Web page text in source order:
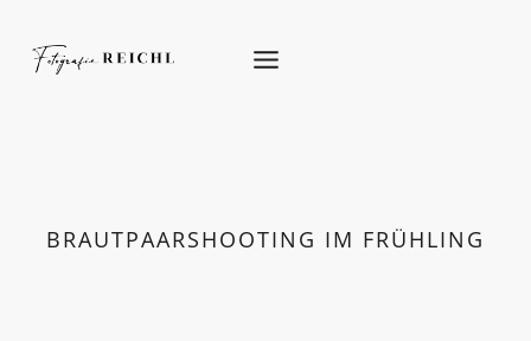
content
BRAUTPAARSHOOTING IM FRÜHLING